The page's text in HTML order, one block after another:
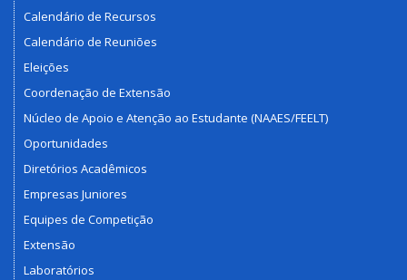
Calendário de Recursos
Calendário de Reuniões
Eleições
Coordenação de Extensão
Núcleo de Apoio e Atenção ao Estudante (NAAES/FEELT)
Oportunidades
Diretórios Acadêmicos
Empresas Juniores
Equipes de Competição
Extensão
Laboratórios